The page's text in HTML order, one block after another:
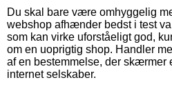
Du skal bare være omhyggelig
webshop afhænder bedst i test
som kan virke uforståeligt god,
om en uoprigtig shop. Handler
af en bestemmelse, der skærmer
internet selskaber.